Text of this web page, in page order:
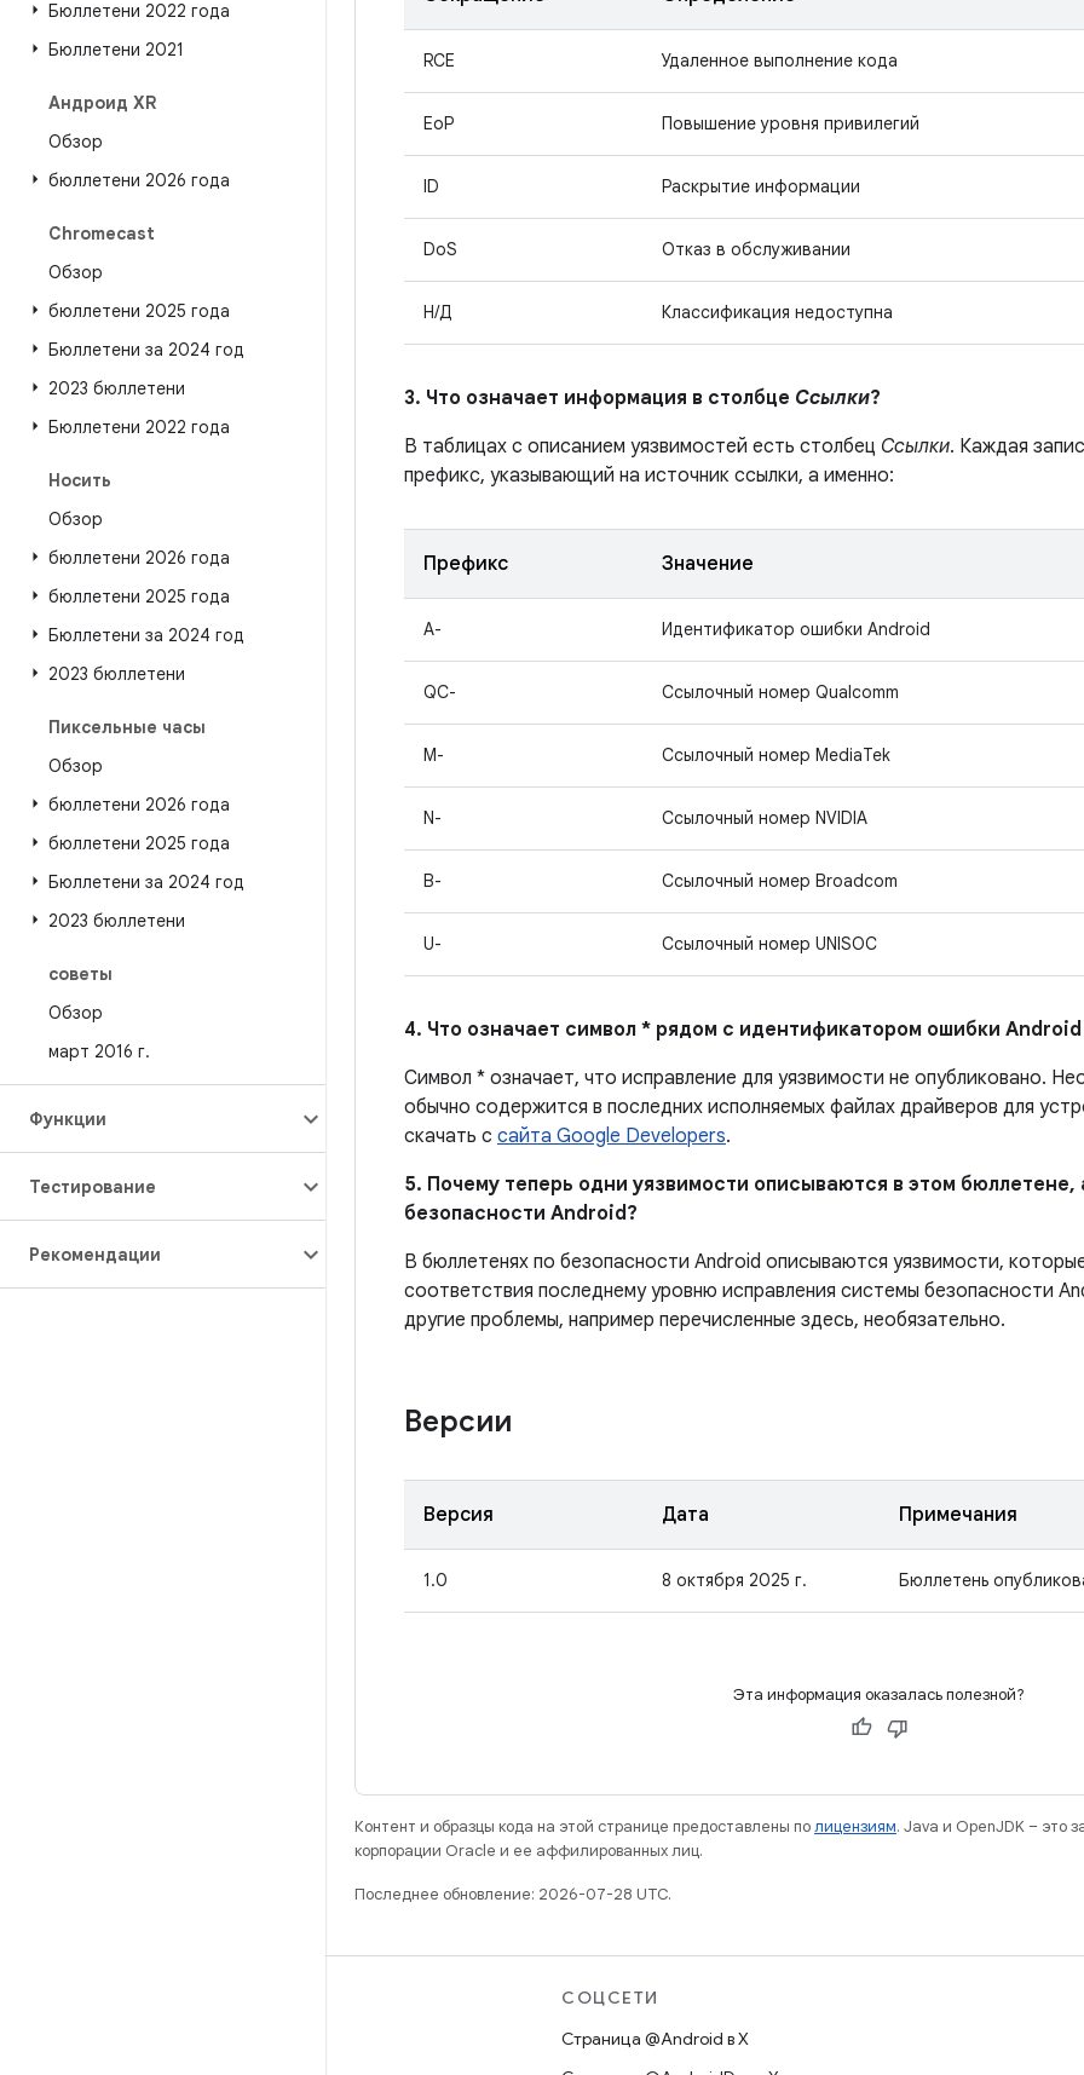
Бюллетени 2022 года
Бюллетени 2021
Андроид XR
Обзор
бюллетени 2026 года
Chromecast
Обзор
бюллетени 2025 года
Бюллетени за 2024 год
2023 бюллетени
Бюллетени 2022 года
Носить
Обзор
бюллетени 2026 года
бюллетени 2025 года
Бюллетени за 2024 год
2023 бюллетени
Пиксельные часы
Обзор
бюллетени 2026 года
бюллетени 2025 года
Бюллетени за 2024 год
2023 бюллетени
советы
Обзор
март 2016 г.
Функции
Тестирование
Рекомендации
RCE Удаленное выполнение кода
EoP Повышение уровня привилегий
ID Раскрытие информации
DoS Отказ в обслуживании
Н/Д Классификация недоступна
3. Что означает информация в столбце Ссылки?
В таблицах с описанием уязвимостей есть столбец Ссылки. Каждая
префикс, указывающий на источник ссылки, а именно:
Префикс Значение
A- Идентификатор ошибки Android
QC- Ссылочный номер Qualcomm
M- Ссылочный номер MediaTek
N- Ссылочный номер NVIDIA
B- Ссылочный номер Broadcom
U- Ссылочный номер UNISOC
4. Что означает символ * рядом с идентификатором ошибки Android
Символ * означает, что исправление для уязвимости не опубликовано.
обычно содержится в последних исполняемых файлах драйверов для
скачать с сайта Google Developers.
5. Почему теперь одни уязвимости описываются в этом бюллетене,
безопасности Android?
В бюллетенях по безопасности Android описываются уязвимости,
соответствия последнему уровню исправления системы безопасности
другие проблемы, например перечисленные здесь, необязательно.
Версии
Версия Дата Примечания
1.0 8 октября 2025 г. Бюллетень
Эта информация оказалась полезной?
Контент и образцы кода на этой странице предоставлены полицензиям. Java и OpenJDK – это
корпорации Oracle и ее аффилированных лиц.
Последнее обновление: 2026-07-28 UTC.
СОЦСЕТИ
Страница @Android в X